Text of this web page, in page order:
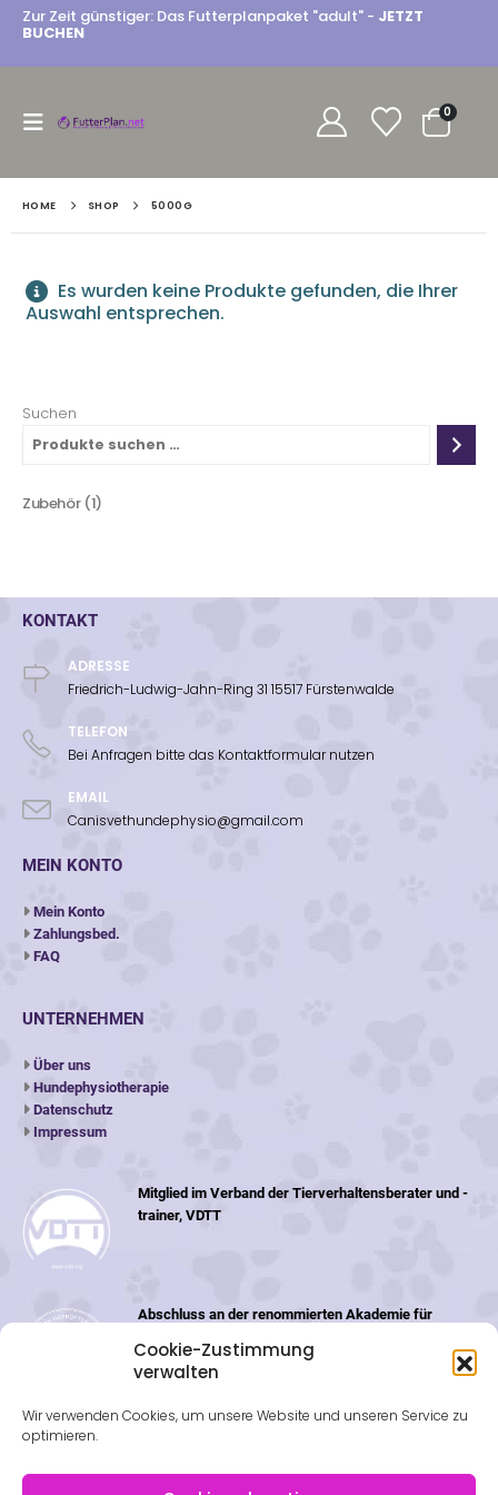
Cookie-Zustimmung
verwalten
Wir verwenden Cookies, um unsere Website und unseren Service zu
optimieren.
Zur Zeit günstiger: Das Futterplanpaket "adult" - JETZT
BUCHEN
0
HOME SHOP 5000G
Es wurden keine Produkte gefunden, die Ihrer
Auswahl entsprechen.
Suchen
Zubehör 1
KONTAKT
ADRESSE
Friedrich-Ludwig-Jahn-Ring 31 15517 Fürstenwalde
TELEFON
Bei Anfragen bitte das Kontaktformular nutzen
EMAIL
Canisvethundephysio@gmail.com
MEIN KONTO
Mein Konto
Zahlungsbed.
FAQ
UNTERNEHMEN
Über uns
Hundephysiotherapie
Datenschutz
Impressum
Mitglied im Verband der Tierverhaltensberater und -
trainer, VDTT
Abschluss an der renommierten Akademie für